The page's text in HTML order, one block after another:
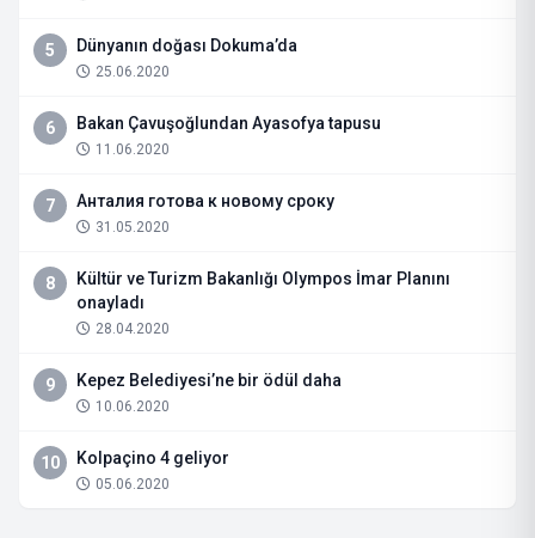
5 Dünyanın doğası Dokuma’da
25.06.2020
6 Bakan Çavuşoğlundan Ayasofya tapusu
11.06.2020
7 Анталия готова к новому сроку
31.05.2020
8
Kültür ve Turizm Bakanlığı Olympos İmar Planını
onayladı
28.04.2020
9 Kepez Belediyesi’ne bir ödül daha
10.06.2020
10 Kolpaçino 4 geliyor
05.06.2020